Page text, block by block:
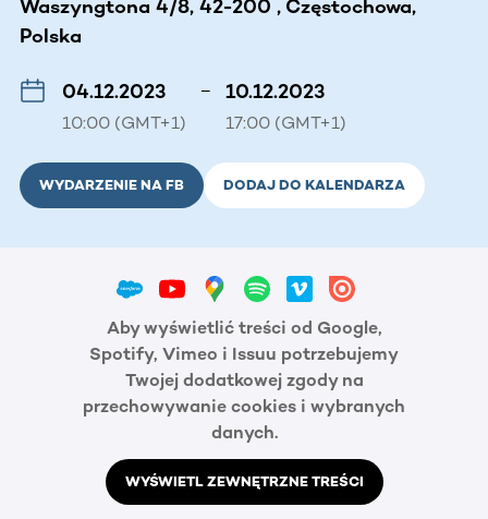
Waszyngtona 4/8, 42-200 , Częstochowa,
Polska
04.12.2023
10:00 (GMT+1)
– 10.12.2023
17:00 (GMT+1)
WYDARZENIE NA FB DODAJ DO KALENDARZA
Aby wyświetlić treści od Google,
Spotify, Vimeo i Issuu potrzebujemy
Twojej dodatkowej zgody na
przechowywanie cookies i wybranych
danych.
WYŚWIETL ZEWNĘTRZNE TREŚCI